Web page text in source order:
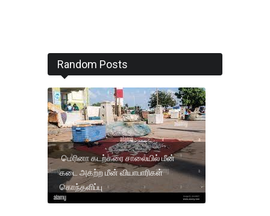
Random Posts
மெரினா கடற்கரை சாலையில் மீன்
கடை அகற்ற மீன் வியாபாரிகள்
கொந்தளிப்பு